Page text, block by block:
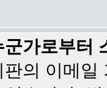
가로부터
의 이메